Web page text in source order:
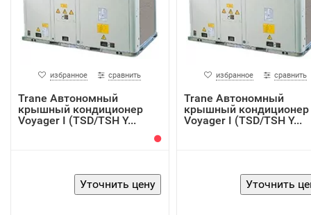
избранное сравнить
Trane Автономный
крышный кондиционер
Voyager I (TSD/TSH Y...
избранное сравнить
Trane Автономный
крышный кондиционер
Voyager I (TSD/TSH Y...